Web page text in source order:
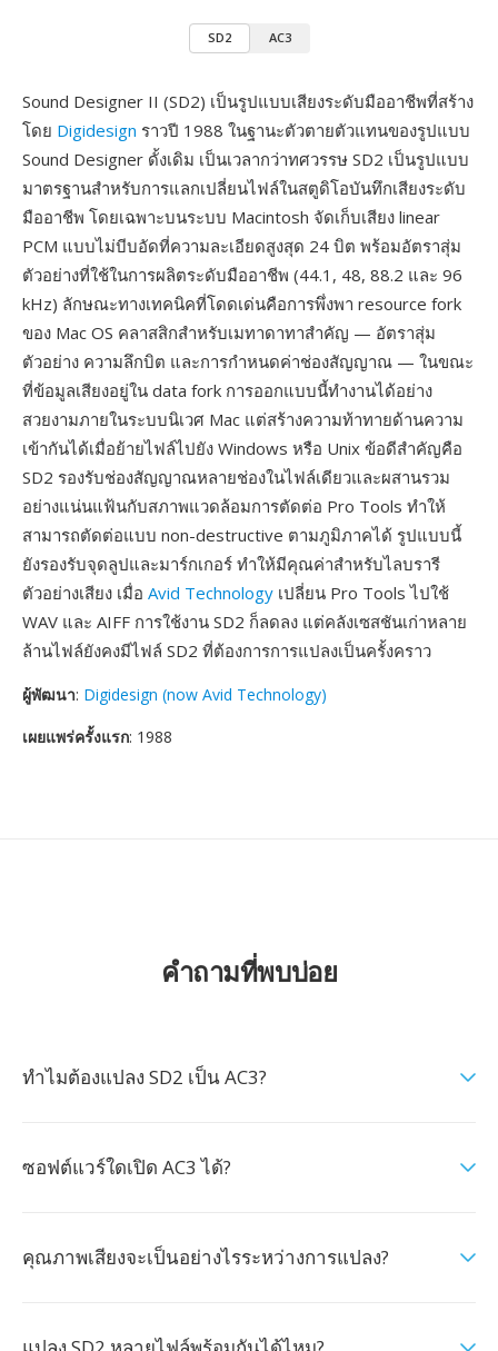
SD2 AC3
Sound Designer II (SD2) เป็นรูปแบบเสียงระดับมืออาชีพที่สร้าง
โดย Digidesign ราวปี 1988 ในฐานะตัวตายตัวแทนของรูปแบบ
Sound Designer ดั้งเดิม เป็นเวลากว่าทศวรรษ SD2 เป็นรูปแบบ
มาตรฐานสำหรับการแลกเปลี่ยนไฟล์ในสตูดิโอบันทึกเสียงระดับ
มืออาชีพ โดยเฉพาะบนระบบ Macintosh จัดเก็บเสียง linear
PCM แบบไม่บีบอัดที่ความละเอียดสูงสุด 24 บิต พร้อมอัตราสุ่ม
ตัวอย่างที่ใช้ในการผลิตระดับมืออาชีพ (44.1, 48, 88.2 และ 96
kHz) ลักษณะทางเทคนิคที่โดดเด่นคือการพึ่งพา resource fork
ของ Mac OS คลาสสิกสำหรับเมทาดาทาสำคัญ — อัตราสุ่ม
ตัวอย่าง ความลึกบิต และการกำหนดค่าช่องสัญญาณ — ในขณะ
ที่ข้อมูลเสียงอยู่ใน data fork การออกแบบนี้ทำงานได้อย่าง
สวยงามภายในระบบนิเวศ Mac แต่สร้างความท้าทายด้านความ
เข้ากันได้เมื่อย้ายไฟล์ไปยัง Windows หรือ Unix ข้อดีสำคัญคือ
SD2 รองรับช่องสัญญาณหลายช่องในไฟล์เดียวและผสานรวม
อย่างแน่นแฟ้นกับสภาพแวดล้อมการตัดต่อ Pro Tools ทำให้
สามารถตัดต่อแบบ non-destructive ตามภูมิภาคได้ รูปแบบนี้
ยังรองรับจุดลูปและมาร์กเกอร์ ทำให้มีคุณค่าสำหรับไลบรารี
ตัวอย่างเสียง เมื่อ Avid Technology เปลี่ยน Pro Tools ไปใช้
WAV และ AIFF การใช้งาน SD2 ก็ลดลง แต่คลังเซสชันเก่าหลาย
ล้านไฟล์ยังคงมีไฟล์ SD2 ที่ต้องการการแปลงเป็นครั้งคราว
ผู้พัฒนา: Digidesign (now Avid Technology)
เผยแพร่ครั้งแรก: 1988
คำถามที่พบบ่อย
ทำไมต้องแปลง SD2 เป็น AC3?
ซอฟต์แวร์ใดเปิด AC3 ได้?
คุณภาพเสียงจะเป็นอย่างไรระหว่างการแปลง?